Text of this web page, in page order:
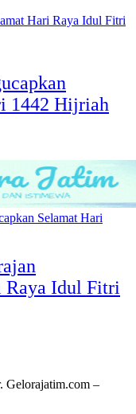
1442 Hijriah
Raya Idul Fitri
Gelorajatim.com –